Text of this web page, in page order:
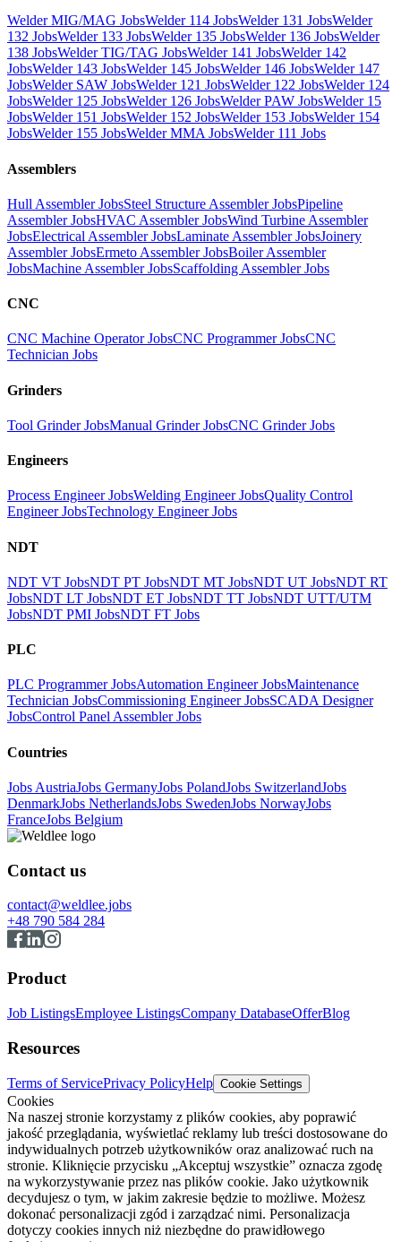
Welder MIG/MAG JobsWelder 114 JobsWelder 131 JobsWelder
132 JobsWelder 133 JobsWelder 135 JobsWelder 136 JobsWelder
138 JobsWelder TIG/TAG JobsWelder 141 JobsWelder 142
JobsWelder 143 JobsWelder 145 JobsWelder 146 JobsWelder 147
JobsWelder SAW JobsWelder 121 JobsWelder 122 JobsWelder 124
JobsWelder 125 JobsWelder 126 JobsWelder PAW JobsWelder 15
JobsWelder 151 JobsWelder 152 JobsWelder 153 JobsWelder 154
JobsWelder 155 JobsWelder MMA JobsWelder 111 Jobs
Assemblers
Hull Assembler JobsSteel Structure Assembler JobsPipeline
Assembler JobsHVAC Assembler JobsWind Turbine Assembler
JobsElectrical Assembler JobsLaminate Assembler JobsJoinery
Assembler JobsErmeto Assembler JobsBoiler Assembler
JobsMachine Assembler JobsScaffolding Assembler Jobs
CNC
CNC Machine Operator JobsCNC Programmer JobsCNC
Technician Jobs
Grinders
Tool Grinder JobsManual Grinder JobsCNC Grinder Jobs
Engineers
Process Engineer JobsWelding Engineer JobsQuality Control
Engineer JobsTechnology Engineer Jobs
NDT
NDT VT JobsNDT PT JobsNDT MT JobsNDT UT JobsNDT RT
JobsNDT LT JobsNDT ET JobsNDT TT JobsNDT UTT/UTM
JobsNDT PMI JobsNDT FT Jobs
PLC
PLC Programmer JobsAutomation Engineer JobsMaintenance
Technician JobsCommissioning Engineer JobsSCADA Designer
JobsControl Panel Assembler Jobs
Countries
Jobs AustriaJobs GermanyJobs PolandJobs SwitzerlandJobs
DenmarkJobs NetherlandsJobs SwedenJobs NorwayJobs
FranceJobs Belgium
Contact us
contact@weldlee.jobs
+48 790 584 284
Product
Job ListingsEmployee ListingsCompany DatabaseOfferBlog
Resources
Terms of ServicePrivacy PolicyHelp Cookie Settings
Cookies
Na naszej stronie korzystamy z plików cookies, aby poprawić
jakość przeglądania, wyświetlać reklamy lub treści dostosowane do
indywidualnych potrzeb użytkowników oraz analizować ruch na
stronie. Kliknięcie przycisku „Akceptuj wszystkie” oznacza zgodę
na wykorzystywanie przez nas plików cookie. Jako użytkownik
decydujesz o tym, w jakim zakresie będzie to możliwe. Możesz
dokonać personalizacji zgód i zarządzać nimi. Personalizacja
dotyczy cookies innych niż niezbędne do prawidłowego